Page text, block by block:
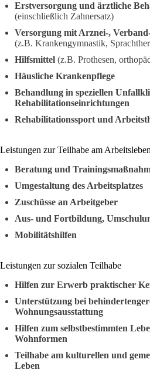
Erstversorgung und ärztliche
(einschließlich Zahnersatz)
Versorgung mit Arznei-,
(z.B. Krankengymnastik,
Hilfsmittel (z.B. Prothesen,
Häusliche Krankenpflege
Behandlung in speziellen
Rehabilitationseinrichtungen
Rehabilitationssport und
Leistungen zur Teilhabe am Arbeitsleben
Beratung und
Umgestaltung des Arbeitsplatzes
Zuschüsse an Arbeitgeber
Aus- und Fortbildung,
Mobilitätshilfen
Leistungen zur sozialen Teilhabe
Hilfen zur Erwerb praktischer
Unterstützung bei
Wohnungsausstattung
Hilfen zum selbstbestimmten
Wohnformen
Teilhabe am kulturellen und
Leben